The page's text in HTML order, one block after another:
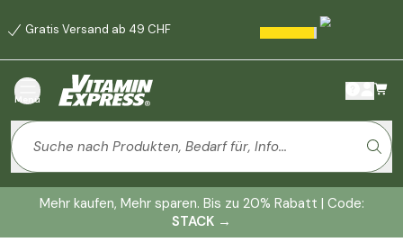
Gratis Versand ab 49 CHF
Menü
Mehr kaufen, Mehr sparen. Bis zu 20% Rabatt | Code:
STACK →